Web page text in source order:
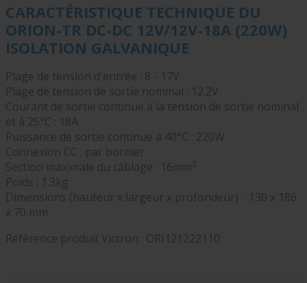
CARACTÉRISTIQUE TECHNIQUE DU
ORION-TR DC-DC 12V/12V-18A (220W)
ISOLATION GALVANIQUE
Plage de tension d'entrée : 8 - 17V
Plage de tension de sortie nominal : 12.2V
Courant de sortie continue à la tension de sortie nominal
et à 25°C : 18A
Puissance de sortie continue à 40°C : 220W
Connexion CC : par bornier
Section maximale du câblage : 16mm2
Poids : 1.3kg
Dimensions (hauteur x largeur x profondeur) : 130 x 186
x 70 mm
Référence produit Victron : ORI121222110